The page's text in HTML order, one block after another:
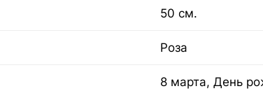
50 см.
Роза
8 марта, День